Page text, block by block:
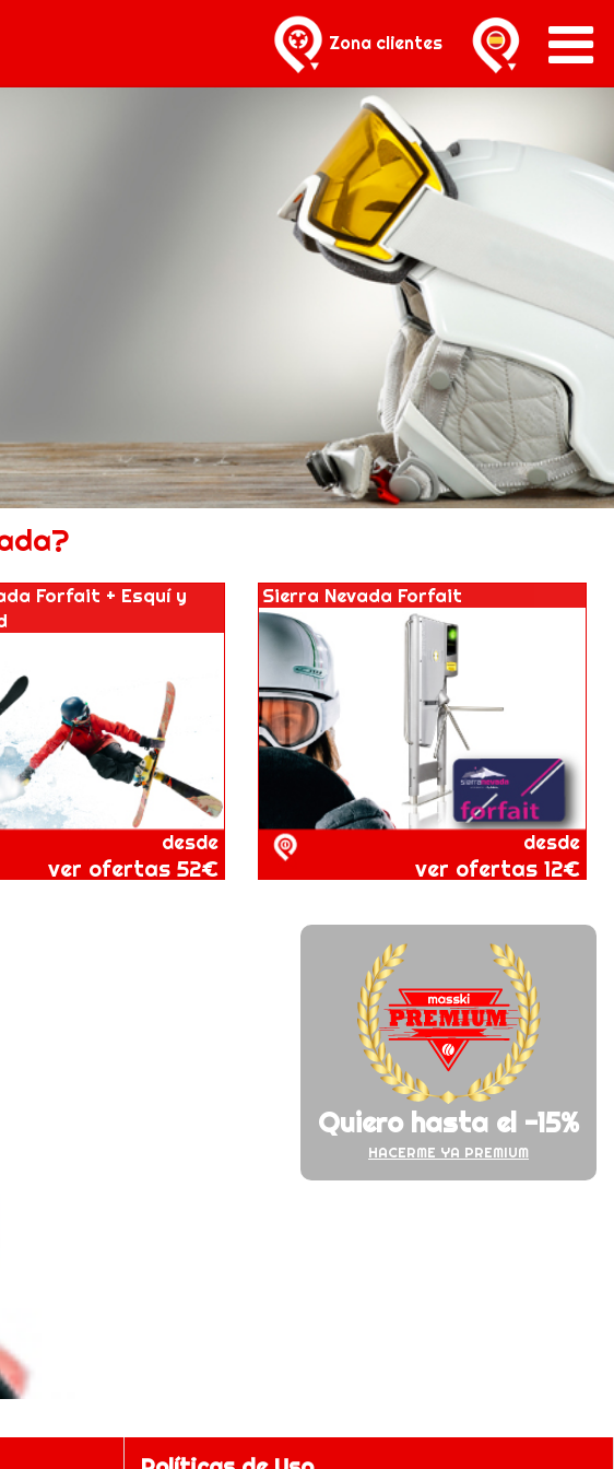
Zona clientes
Forfait + Esquí y
desde
ver ofertas 52€
Sierra Nevada Forfait
desde
ver ofertas 12€
Quiero hasta el -15%
HACERME YA PREMIUM